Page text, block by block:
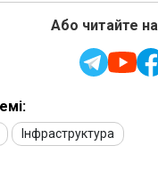
Або читайте
Інфраструктура